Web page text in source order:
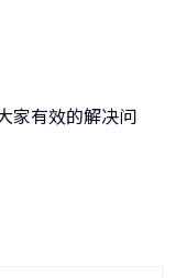
家有效的解决问